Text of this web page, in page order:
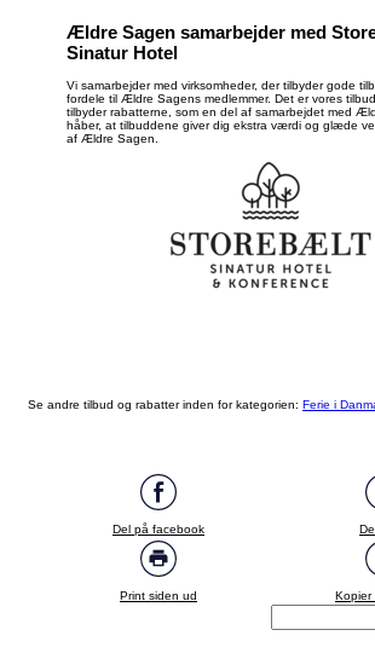
Ældre Sagen samarbejder med
Sinatur Hotel
Vi samarbejder med virksomheder, der tilbyder gode
fordele til Ældre Sagens medlemmer. Det er vores
tilbyder rabatterne, som en del af samarbejdet med
håber, at tilbuddene giver dig ekstra værdi og glæde
af Ældre Sagen.
Se andre tilbud og rabatter inden for kategorien: Ferie i
Del på facebook
Print siden ud Kopier